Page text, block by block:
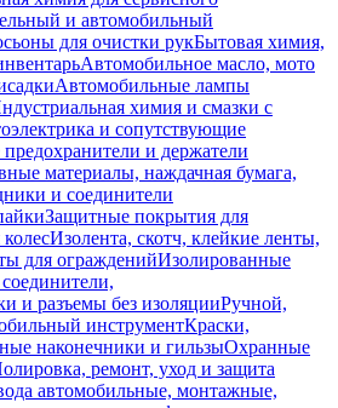
и автомобильный
для очистки рукБытовая химия,
Автомобильное масло, мото
Автомобильные лампы
химия и смазки с
и сопутствующие
и держатели
материалы, наждачная бумага,
и соединители
Защитные покрытия для
Изолента, скотч, клейкие ленты,
для огражденийИзолированные
и разъемы без изоляцииРучной,
инструментКраски,
наконечники и гильзыОхранные
ремонт, уход и защита
автомобильные, монтажные,